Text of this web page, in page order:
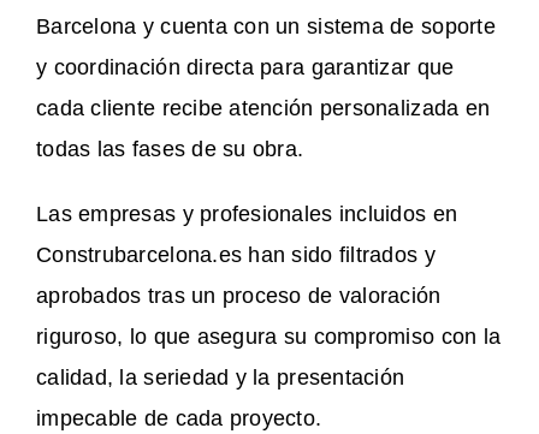
Barcelona y cuenta con un sistema de soporte
y coordinación directa para garantizar que
cada cliente recibe atención personalizada en
todas las fases de su obra.
Las empresas y profesionales incluidos en
Construbarcelona.es han sido filtrados y
aprobados tras un proceso de valoración
riguroso, lo que asegura su compromiso con la
calidad, la seriedad y la presentación
impecable de cada proyecto.